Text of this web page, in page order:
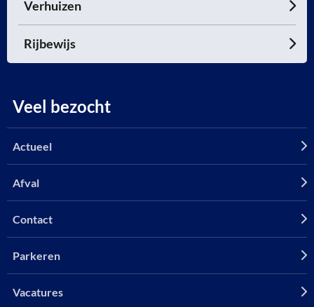
Verhuizen
Rijbewijs
Veel bezocht
Actueel
Afval
Contact
Parkeren
Vacatures